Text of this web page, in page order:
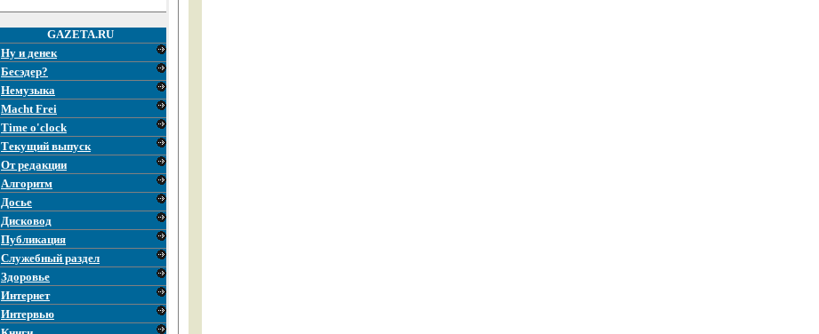
GAZETA.RU
Ну и денек
Бесэдер?
Немузыка
Macht Frei
Time o'clock
Текущий выпуск
От редакции
Алгоритм
Досье
Дисковод
Публикация
Служебный раздел
Здоровье
Интернет
Интервью